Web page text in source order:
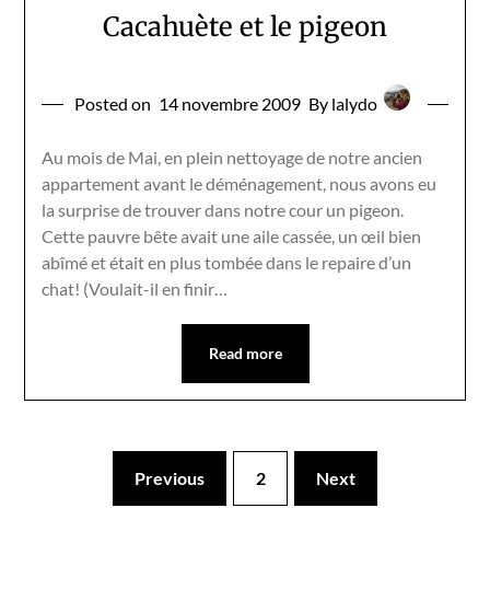
Cacahuète et le pigeon
Posted on 14 novembre 2009 By lalydo
Au mois de Mai, en plein nettoyage de notre ancien
appartement avant le déménagement, nous avons eu
la surprise de trouver dans notre cour un pigeon.
Cette pauvre bête avait une aile cassée, un œil bien
abîmé et était en plus tombée dans le repaire d’un
chat! (Voulait-il en finir…
Read more
Previous 2 Next